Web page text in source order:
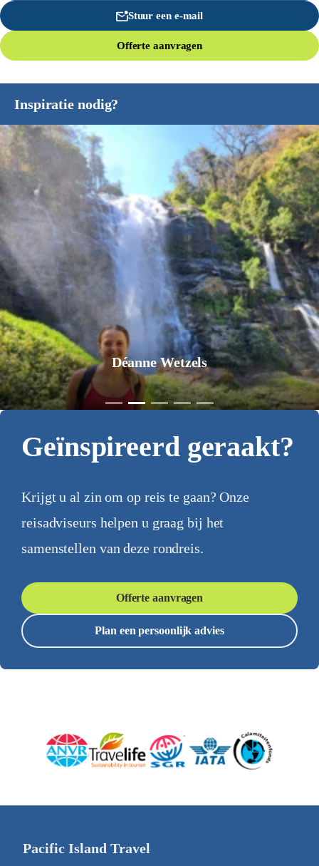
Stuur een e-mail
Offerte aanvragen
Inspiratie nodig?
Déanne Wetzels
Geïnspireerd geraakt?
Krijgt u al zin om op reis te gaan? Onze
reisadviseurs helpen u graag bij het
samenstellen van deze rondreis.
Offerte aanvragen
Plan een persoonlijk advies
Pacific Island Travel